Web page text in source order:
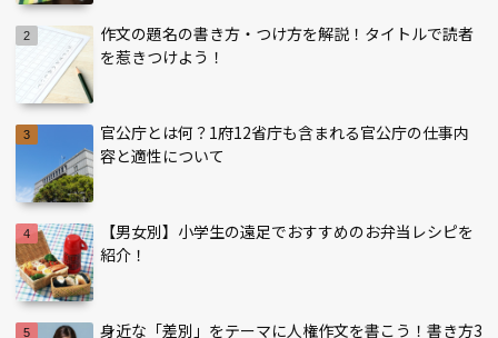
作文の題名の書き方・つけ方を解説！タイトルで読者
を惹きつけよう！
官公庁とは何？1府12省庁も含まれる官公庁の仕事内
容と適性について
【男女別】小学生の遠足でおすすめのお弁当レシピを
紹介！
身近な「差別」をテーマに人権作文を書こう！書き方3